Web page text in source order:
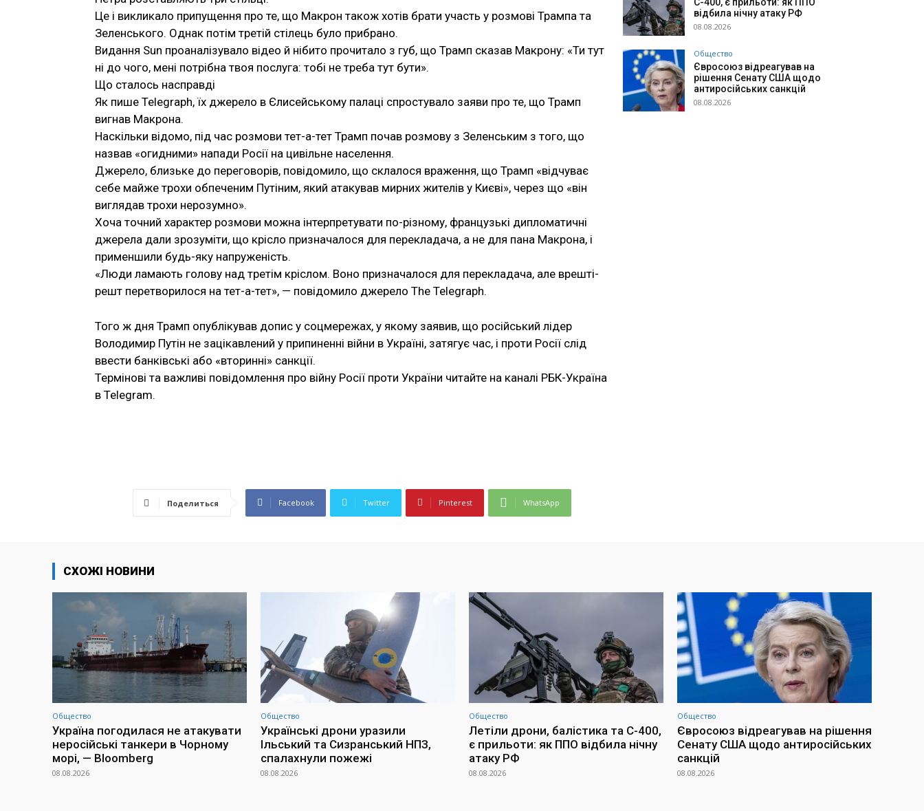
Це і викликало припущення про те, що Макрон також хотів брати участь у розмові Трампа та
Зеленського. Однак потім третій стілець було прибрано.
Видання Sun проаналізувало відео й нібито прочитало з губ, що Трамп сказав Макрону: «Ти тут
ні до чого, мені потрібна твоя послуга: тобі не треба тут бути».
Що сталось насправді
Як пише Telegraph, їх джерело в Єлисейському палаці спростувало заяви про те, що Трамп
вигнав Макрона.
Наскільки відомо, під час розмови тет-а-тет Трамп почав розмову з Зеленським з того, що
назвав «огидними» напади Росії на цивільне населення.
Джерело, близьке до переговорів, повідомило, що склалося враження, що Трамп «відчуває
себе майже трохи обпеченим Путіним, який атакував мирних жителів у Києві», через що «він
виглядав трохи нерозумно».
Хоча точний характер розмови можна інтерпретувати по-різному, французькі дипломатичні
джерела дали зрозуміти, що крісло призначалося для перекладача, а не для пана Макрона, і
применшили будь-яку напруженість.
«Люди ламають голову над третім кріслом. Воно призначалося для перекладача, але врешті-
решт перетворилося на тет-а-тет», — повідомило джерело The Telegraph.
Того ж дня Трамп опублікував допис у соцмережах, у якому заявив, що російський лідер
Володимир Путін не зацікавлений у припиненні війни в Україні, затягує час, і проти Росії слід
ввести банківські або «вторинні» санкції.
Термінові та важливі повідомлення про війну Росії проти України читайте на каналі РБК-Україна
в Telegram.
Поделиться Facebook Twitter Pinterest WhatsApp
відбила нічну атаку РФ
08.08.2026
Общество
Євросоюз відреагував на
рішення Сенату США щодо
антиросійських санкцій
08.08.2026
СХОЖІ НОВИНИ
Общество
Україна погодилася не атакувати
неросійські танкери в Чорному
морі, — Bloomberg
08.08.2026
Общество
Українські дрони уразили
Ільський та Сизранський НПЗ,
спалахнули пожежі
08.08.2026
Общество
Летіли дрони, балістика та С-400,
є прильоти: як ППО відбила нічну
атаку РФ
08.08.2026
Общество
Євросоюз відреагував на рішення
Сенату США щодо антиросійських
санкцій
08.08.2026